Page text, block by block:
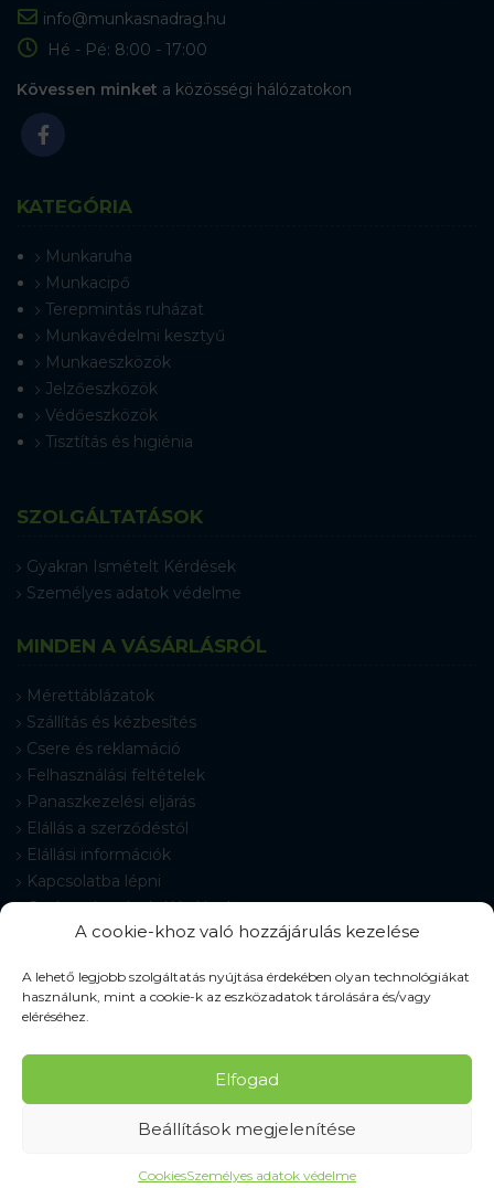
A cookie-khoz való hozzájárulás kezelése
A lehető legjobb szolgáltatás nyújtása érdekében olyan technológiákat
használunk, mint a cookie-k az eszközadatok tárolására és/vagy
eléréséhez.
Elfogad
Beállítások megjelenítése
CookiesSzemélyes adatok védelme
info@munkasnadrag.hu
Hé - Pé: 8:00 - 17:00
Kövessen minket a közösségi hálózatokon
KATEGÓRIA
Munkaruha
Munkacipő
Terepmintás ruházat
Munkavédelmi kesztyű
Munkaeszközök
Jelzőeszközök
Védőeszközök
Tisztítás és higiénia
SZOLGÁLTATÁSOK
Gyakran Ismételt Kérdések
Személyes adatok védelme
MINDEN A VÁSÁRLÁSRÓL
Mérettáblázatok
Szállítás és kézbesítés
Csere és reklamáció
Felhasználási feltételek
Panaszkezelési eljárás
Elállás a szerződéstől
Elállási információk
Kapcsolatba lépni
Gyakran Ismételt Kérdések
Cookie-beállítások